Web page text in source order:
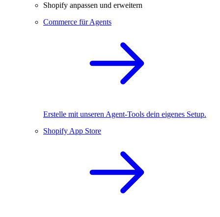
Shopify anpassen und erweitern
Commerce für Agents
Erstelle mit unseren Agent-Tools dein eigenes Setup.
Shopify App Store